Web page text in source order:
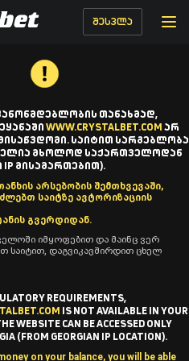
შესვლა
ᲗᲐᲜᲐᲮᲛᲐᲓ,
WWW.CRYSTALBET.COMᲐᲠ
ᲡᲐᲘᲢᲘᲗ ᲡᲐᲠᲒᲔᲑᲚᲝᲑᲐ
ᲛᲮᲝᲚᲝᲓ ᲡᲐᲥᲐᲠᲗᲕᲔᲚᲝᲓᲐᲜ
ᲛᲘᲡᲐᲛᲐᲠᲗᲔᲑᲘᲗ).
არსებობის შემთხვევაში,
საიტზე ავტორიზაციის
გვერდიდან.
იმყოფებით და მაინც ვერ
საიტით, დაგვიკავშირდით ცხელ
REQUIREMENTS,
IS NOT AVAILABLE IN YOUR
WEBSITE CAN BE ACCESSED ONLY
(FROM GEORGIAN IP LOCATION).
on your balance, you will be able